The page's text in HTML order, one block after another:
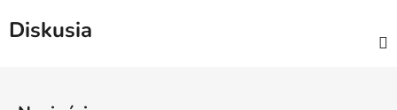
Diskusia